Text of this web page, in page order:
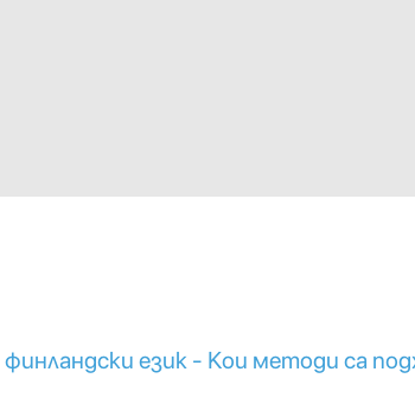
език - Кои методи са